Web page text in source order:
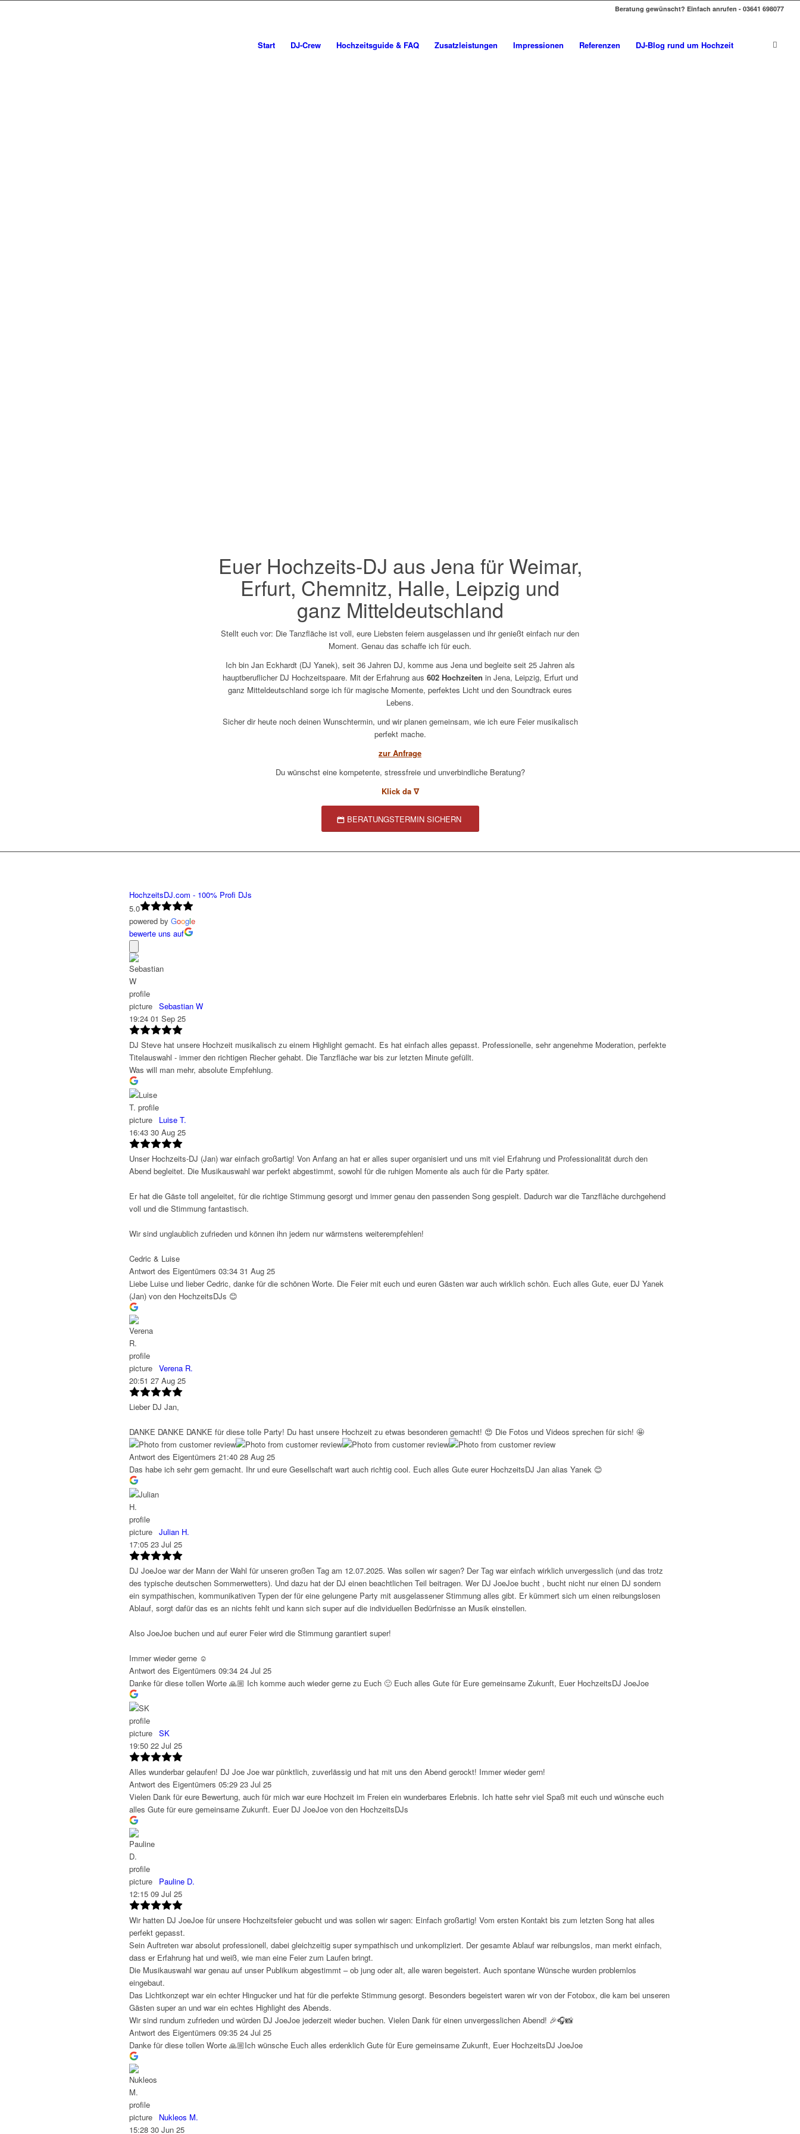
Beratung gewünscht? Einfach anrufen - 03641 698077
Start DJ-Crew Hochzeitsguide & FAQ Zusatzleistungen Impressionen Referenzen DJ-Blog rund um Hochzeit
Euer Hochzeits-DJ aus Jena für Weimar,
Erfurt, Chemnitz, Halle, Leipzig und
ganz Mitteldeutschland
Stellt euch vor: Die Tanzfläche ist voll, eure Liebsten feiern ausgelassen und ihr genießt einfach nur den
Moment. Genau das schaffe ich für euch.
Ich bin Jan Eckhardt (DJ Yanek), seit 36 Jahren DJ, komme aus Jena und begleite seit 25 Jahren als
hauptberuflicher DJ Hochzeitspaare. Mit der Erfahrung aus 602 Hochzeiten in Jena, Leipzig, Erfurt und
ganz Mitteldeutschland sorge ich für magische Momente, perfektes Licht und den Soundtrack eures
Lebens.
Sicher dir heute noch deinen Wunschtermin, und wir planen gemeinsam, wie ich eure Feier musikalisch
perfekt mache.
zur Anfrage
Du wünschst eine kompetente, stressfreie und unverbindliche Beratung?
Klick da ∇
BERATUNGSTERMIN SICHERN
HochzeitsDJ.com - 100% Profi DJs
5.0
powered by Google
bewerte uns auf
Sebastian W
19:24 01 Sep 25
DJ Steve hat unsere Hochzeit musikalisch zu einem Highlight gemacht. Es hat einfach alles gepasst. Professionelle, sehr angenehme Moderation, perfekte
Titelauswahl - immer den richtigen Riecher gehabt. Die Tanzfläche war bis zur letzten Minute gefüllt.
Was will man mehr, absolute Empfehlung.
Luise T.
16:43 30 Aug 25
Unser Hochzeits-DJ (Jan) war einfach großartig! Von Anfang an hat er alles super organisiert und uns mit viel Erfahrung und Professionalität durch den
Abend begleitet. Die Musikauswahl war perfekt abgestimmt, sowohl für die ruhigen Momente als auch für die Party später.
Er hat die Gäste toll angeleitet, für die richtige Stimmung gesorgt und immer genau den passenden Song gespielt. Dadurch war die Tanzfläche durchgehend
voll und die Stimmung fantastisch.
Wir sind unglaublich zufrieden und können ihn jedem nur wärmstens weiterempfehlen!
Cedric & Luise
Antwort des Eigentümers 03:34 31 Aug 25
Liebe Luise und lieber Cedric, danke für die schönen Worte. Die Feier mit euch und euren Gästen war auch wirklich schön. Euch alles Gute, euer DJ Yanek
(Jan) von den HochzeitsDJs 😊
Verena R.
20:51 27 Aug 25
Lieber DJ Jan,
DANKE DANKE DANKE für diese tolle Party! Du hast unsere Hochzeit zu etwas besonderen gemacht! 😍 Die Fotos und Videos sprechen für sich! 🤩
Antwort des Eigentümers 21:40 28 Aug 25
Das habe ich sehr gern gemacht. Ihr und eure Gesellschaft wart auch richtig cool. Euch alles Gute eurer HochzeitsDJ Jan alias Yanek 😊
Julian H.
17:05 23 Jul 25
DJ JoeJoe war der Mann der Wahl für unseren großen Tag am 12.07.2025. Was sollen wir sagen? Der Tag war einfach wirklich unvergesslich (und das trotz
des typische deutschen Sommerwetters). Und dazu hat der DJ einen beachtlichen Teil beitragen. Wer DJ JoeJoe bucht , bucht nicht nur einen DJ sondern
ein sympathischen, kommunikativen Typen der für eine gelungene Party mit ausgelassener Stimmung alles gibt. Er kümmert sich um einen reibungslosen
Ablauf, sorgt dafür das es an nichts fehlt und kann sich super auf die individuellen Bedürfnisse an Musik einstellen.
Also JoeJoe buchen und auf eurer Feier wird die Stimmung garantiert super!
Immer wieder gerne ☺️
Antwort des Eigentümers 09:34 24 Jul 25
Danke für diese tollen Worte 🙏🏼 Ich komme auch wieder gerne zu Euch 🙂 Euch alles Gute für Eure gemeinsame Zukunft, Euer HochzeitsDJ JoeJoe
SK
19:50 22 Jul 25
Alles wunderbar gelaufen! DJ Joe Joe war pünktlich, zuverlässig und hat mit uns den Abend gerockt! Immer wieder gern!
Antwort des Eigentümers 05:29 23 Jul 25
Vielen Dank für eure Bewertung, auch für mich war eure Hochzeit im Freien ein wunderbares Erlebnis. Ich hatte sehr viel Spaß mit euch und wünsche euch
alles Gute für eure gemeinsame Zukunft. Euer DJ JoeJoe von den HochzeitsDJs
Pauline D.
12:15 09 Jul 25
Wir hatten DJ JoeJoe für unsere Hochzeitsfeier gebucht und was sollen wir sagen: Einfach großartig! Vom ersten Kontakt bis zum letzten Song hat alles
perfekt gepasst.
Sein Auftreten war absolut professionell, dabei gleichzeitig super sympathisch und unkompliziert. Der gesamte Ablauf war reibungslos, man merkt einfach,
dass er Erfahrung hat und weiß, wie man eine Feier zum Laufen bringt.
Die Musikauswahl war genau auf unser Publikum abgestimmt – ob jung oder alt, alle waren begeistert. Auch spontane Wünsche wurden problemlos
eingebaut.
Das Lichtkonzept war ein echter Hingucker und hat für die perfekte Stimmung gesorgt. Besonders begeistert waren wir von der Fotobox, die kam bei unseren
Gästen super an und war ein echtes Highlight des Abends.
Wir sind rundum zufrieden und würden DJ JoeJoe jederzeit wieder buchen. Vielen Dank für einen unvergesslichen Abend! 🎉🎧📸
Antwort des Eigentümers 09:35 24 Jul 25
Danke für diese tollen Worte 🙏🏼Ich wünsche Euch alles erdenklich Gute für Eure gemeinsame Zukunft, Euer HochzeitsDJ JoeJoe
Nukleos M.
15:28 30 Jun 25